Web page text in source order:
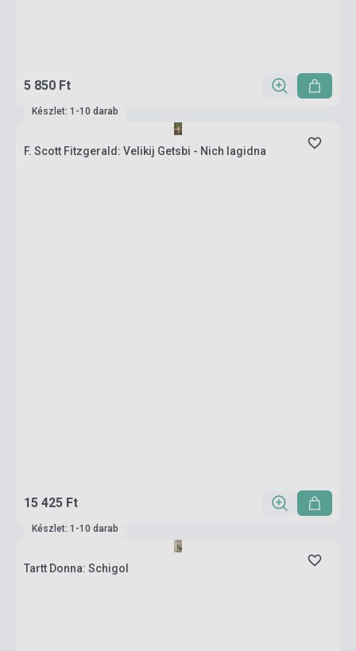
5 850 Ft
Készlet: 1-10 darab
F. Scott Fitzgerald: Velikij Getsbi - Nich lagidna
15 425 Ft
Készlet: 1-10 darab
Tartt Donna: Schigol